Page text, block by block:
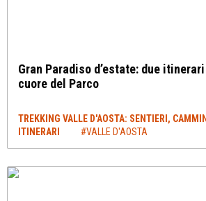
Gran Paradiso d’estate: due itinerari
cuore del Parco
TREKKING VALLE D'AOSTA: SENTIERI,
ITINERARI
#VALLE D'AOSTA